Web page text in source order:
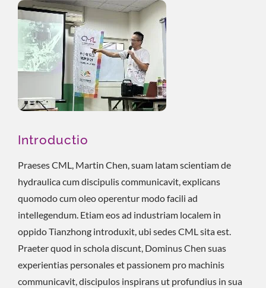
Introductio
Praeses CML, Martin Chen, suam latam scientiam de
hydraulica cum discipulis communicavit, explicans
quomodo cum oleo operentur modo facili ad
intellegendum. Etiam eos ad industriam localem in
oppido Tianzhong introduxit, ubi sedes CML sita est.
Praeter quod in schola discunt, Dominus Chen suas
experientias personales et passionem pro machinis
communicavit, discipulos inspirans ut profundius in sua